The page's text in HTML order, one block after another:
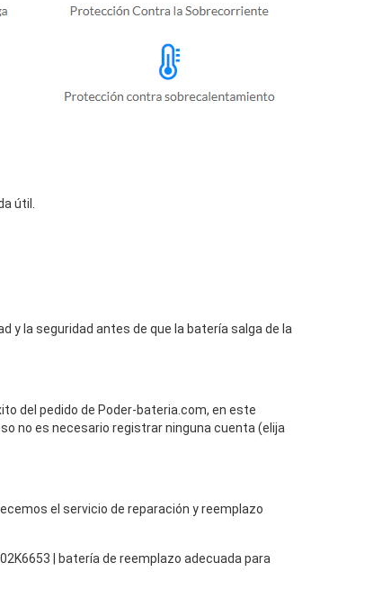
útil.
y la seguridad antes de que la batería salga de la
del pedido de Poder-bateria.com, en este
no es necesario registrar ninguna cuenta (elija
el servicio de reparación y reemplazo
| batería de reemplazo adecuada para